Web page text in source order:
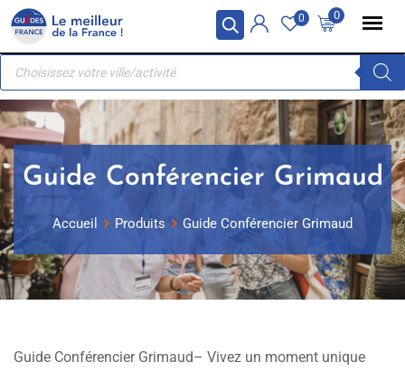
Panneau de gestion des cookies
Skip
content
0
0
Recherche
produits
Guide Conférencier Grimaud
Accueil Produits Guide Conférencier Grimaud
Guide Conférencier Grimaud– Vivez un moment unique